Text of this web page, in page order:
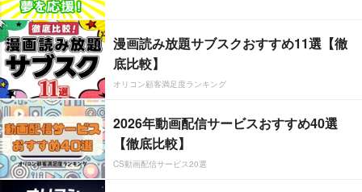
漫画読み放題サブスクおすすめ11選【徹
底比較】
オリコン顧客満足度ランキング
2026年動画配信サービスおすすめ40選
【徹底比較】
CS動画配信サービス20選